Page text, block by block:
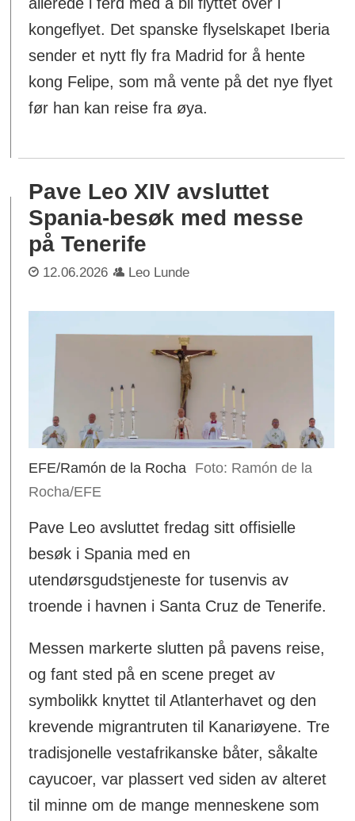
kongeflyet. Det spanske flyselskapet Iberia
sender et nytt fly fra Madrid for å hente
kong Felipe, som må vente på det nye flyet
før han kan reise fra øya.
Pave Leo XIV avsluttet
Spania-besøk med messe
på Tenerife
12.06.2026 Leo Lunde
EFE/Ramón de la Rocha
Ramón de la
Rocha/EFE
Pave Leo avsluttet fredag sitt offisielle
besøk i Spania med en
utendørsgudstjeneste for tusenvis av
troende i havnen i Santa Cruz de Tenerife.
Messen markerte slutten på pavens reise,
og fant sted på en scene preget av
symbolikk knyttet til Atlanterhavet og den
krevende migrantruten til Kanariøyene. Tre
tradisjonelle vestafrikanske båter, såkalte
cayucoer, var plassert ved siden av alteret
til minne om de mange menneskene som